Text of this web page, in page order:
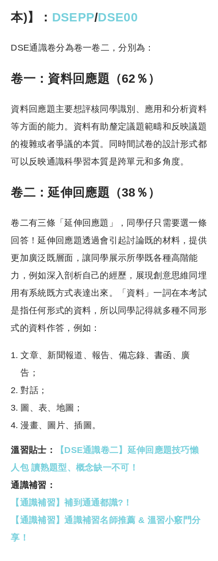
本)】： DSEPP/DSE00
DSE通識卷分為卷一卷二，分別為：
卷一：資料回應題（62％）
資料回應題主要想評核同學識別、應用和分析資料
等方面的能力。資料有助釐定議題範疇和反映議題
的複雜或者爭議的本質。同時間試卷的設計形式都
可以反映通識科學習本質是跨單元和多角度。
卷二：延伸回應題（38％）
卷二有三條「延伸回應題」，同學仔只需要選一條
回答！延伸回應題透過會引起討論既的材料，提供
更加廣泛既層面，讓同學展示所學既各種高階能
力，例如深入剖析自己的經歷，展現創意思維同埋
用有系統既方式表達出來。「資料」一詞在本考試
是指任何形式的資料，所以同學記得就多種不同形
式的資料作答，例如：
文章、新聞報道、報告、備忘錄、書函、廣
告；
對話；
圖、表、地圖；
漫畫、圖片、插圖。
溫習貼士：
【DSE通識卷二】延伸回應題技巧懶
人包 讀熟題型、概念缺一不可！
通識補習：
【通識補習】補到通通都識?！
【通識補習】通識補習名師推薦 & 溫習小竅門分
享！